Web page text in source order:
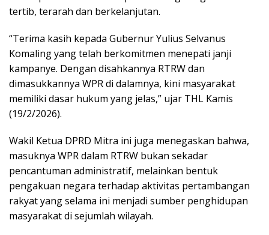
tertib, terarah dan berkelanjutan.
“Terima kasih kepada Gubernur Yulius Selvanus
Komaling yang telah berkomitmen menepati janji
kampanye. Dengan disahkannya RTRW dan
dimasukkannya WPR di dalamnya, kini masyarakat
memiliki dasar hukum yang jelas,” ujar THL Kamis
(19/2/2026).
Wakil Ketua DPRD Mitra ini juga menegaskan bahwa,
masuknya WPR dalam RTRW bukan sekadar
pencantuman administratif, melainkan bentuk
pengakuan negara terhadap aktivitas pertambangan
rakyat yang selama ini menjadi sumber penghidupan
masyarakat di sejumlah wilayah.